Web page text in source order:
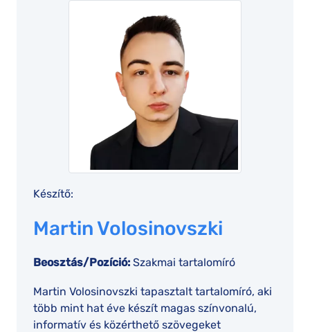
Készítő:
Martin Volosinovszki
Beosztás/Pozíció: Szakmai tartalomíró
Martin Volosinovszki tapasztalt tartalomíró, aki
több mint hat éve készít magas színvonalú,
informatív és közérthető szövegeket